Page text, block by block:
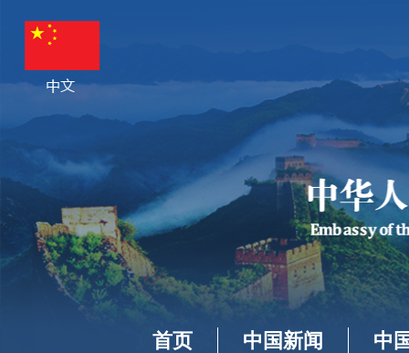
首页 中国新闻 中